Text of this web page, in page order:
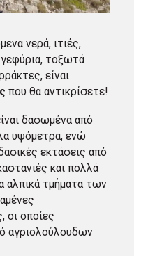
νερά, ιτιές,
γεφύρια, τοξωτά
είναι
που θα αντικρίσετε!
δασωμένα από
υψόμετρα, ενώ
εκτάσεις από
και πολλά
αλπικά τμήματα των
οι οποίες
αγριολούλουδων